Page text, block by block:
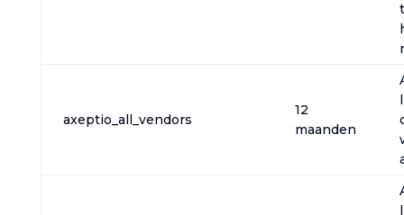
axeptio_all_vendors
12
maanden